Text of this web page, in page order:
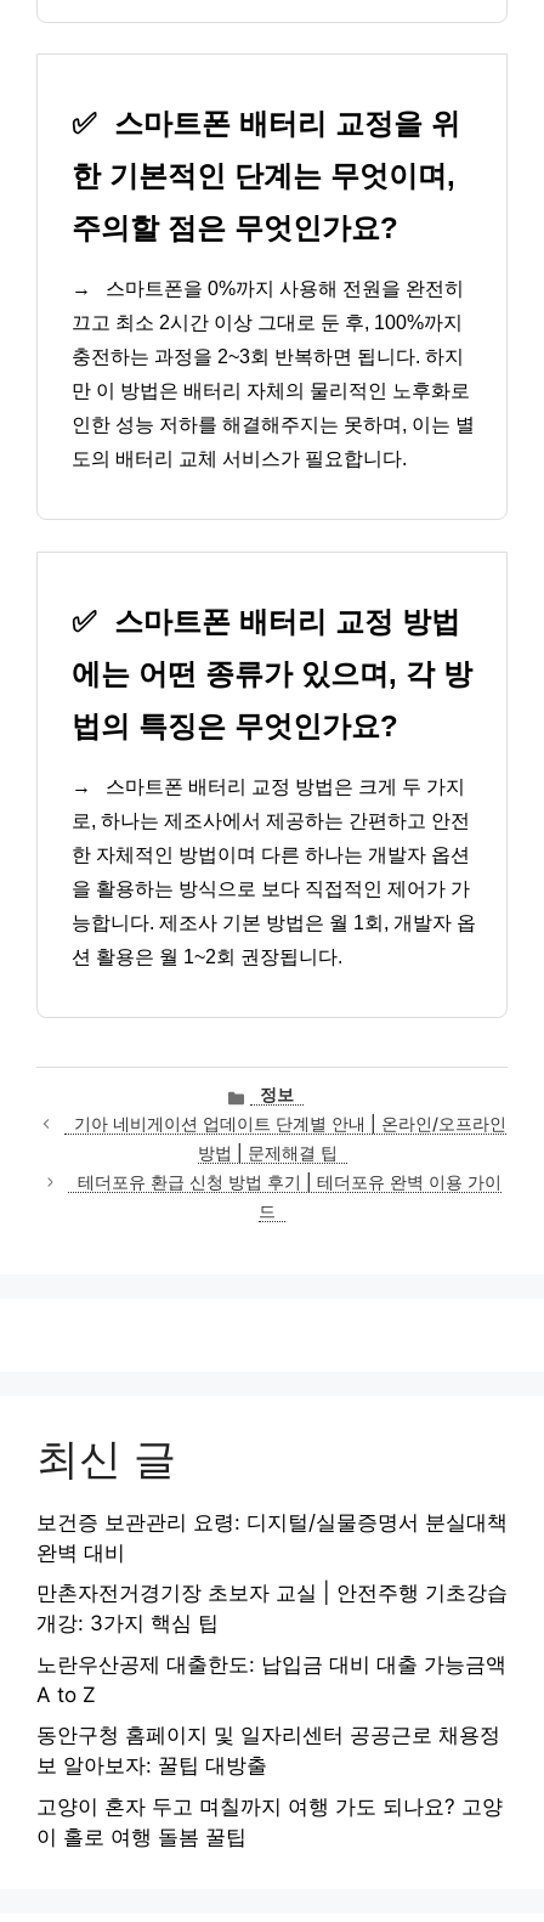
✅ 스마트폰 배터리 교정을 위
한 기본적인 단계는 무엇이며,
주의할 점은 무엇인가요?
→
스마트폰을 0%까지 사용해 전원을 완전히
끄고 최소 2시간 이상 그대로 둔 후, 100%까지
충전하는 과정을 2~3회 반복하면 됩니다. 하지
만 이 방법은 배터리 자체의 물리적인 노후화로
인한 성능 저하를 해결해주지는 못하며, 이는 별
도의 배터리 교체 서비스가 필요합니다.
✅ 스마트폰 배터리 교정 방법
에는 어떤 종류가 있으며, 각 방
법의 특징은 무엇인가요?
→
스마트폰 배터리 교정 방법은 크게 두 가지
로, 하나는 제조사에서 제공하는 간편하고 안전
한 자체적인 방법이며 다른 하나는 개발자 옵션
을 활용하는 방식으로 보다 직접적인 제어가 가
능합니다. 제조사 기본 방법은 월 1회, 개발자 옵
션 활용은 월 1~2회 권장됩니다.
카
테
고
리
정보
기아 네비게이션 업데이트 단계별 안내 | 온라인/오프라인
방법 | 문제해결 팁
테더포유 환급 신청 방법 후기 | 테더포유 완벽 이용 가이
드
최신 글
보건증 보관관리 요령: 디지털/실물증명서 분실대책
완벽 대비
만촌자전거경기장 초보자 교실 | 안전주행 기초강습
개강: 3가지 핵심 팁
노란우산공제 대출한도: 납입금 대비 대출 가능금액
A to Z
동안구청 홈페이지 및 일자리센터 공공근로 채용정
보 알아보자: 꿀팁 대방출
고양이 혼자 두고 며칠까지 여행 가도 되나요? 고양
이 홀로 여행 돌봄 꿀팁